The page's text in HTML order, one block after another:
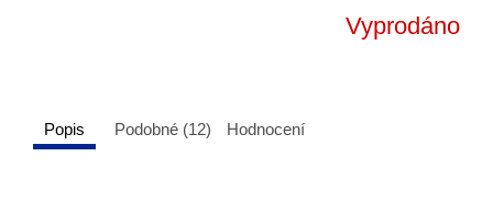
Vyprodáno
Popis Podobné (12) Hodnocení